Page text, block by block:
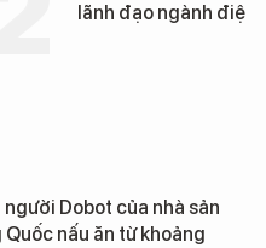
Đà Nẵng sắp bị kiểm
người Dobot của nhà sản
nấu ăn từ khoảng